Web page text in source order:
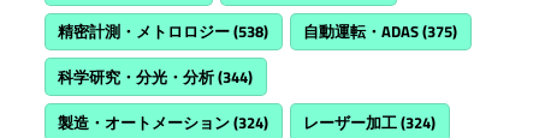
精密計測・メトロロジー(538) 自動運転・ADAS(375)
科学研究・分光・分析(344)
製造・オートメーション(324) レーザー加工(324)